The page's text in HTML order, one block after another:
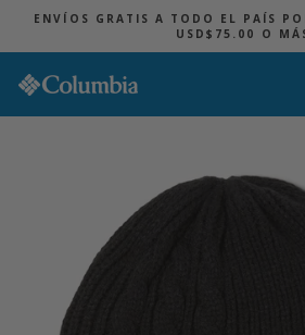
al
contenido
ENVÍOS GRATIS A TODO EL PAÍS
USD$75.00 O